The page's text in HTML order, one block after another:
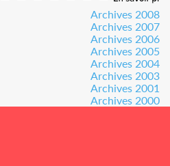
Archives 2008
Archives 2007
Archives 2006
Archives 2005
Archives 2004
Archives 2003
Archives 2001
Archives 2000